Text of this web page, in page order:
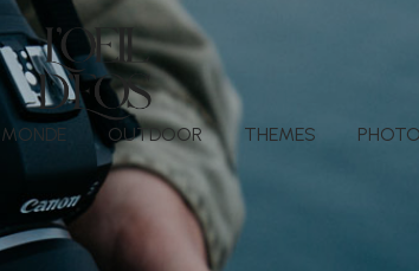
MONDE OUTDOOR THEMES